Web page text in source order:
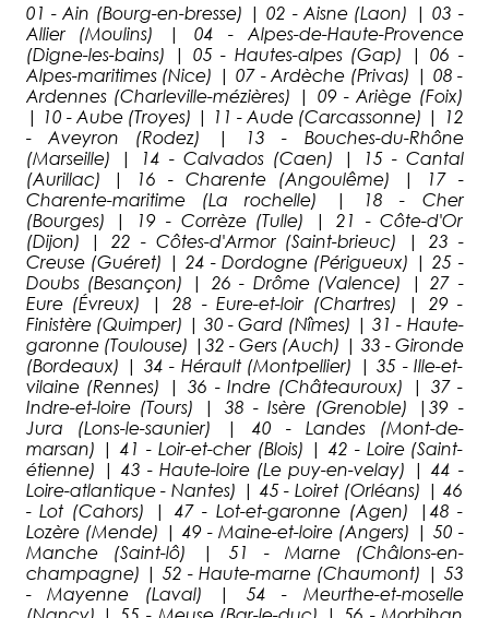
01 - Ain (Bourg-en-bresse) | 02 - Aisne (Laon) | 03 -
Allier (Moulins) | 04 - Alpes-de-Haute-Provence
(Digne-les-bains) | 05 - Hautes-alpes (Gap) | 06 -
Alpes-maritimes (Nice) | 07 - Ardèche (Privas) | 08 -
Ardennes (Charleville-mézières) | 09 - Ariège (Foix)
| 10 - Aube (Troyes) | 11 - Aude (Carcassonne) | 12
- Aveyron (Rodez) | 13 - Bouches-du-Rhône
(Marseille) | 14 - Calvados (Caen) | 15 - Cantal
(Aurillac) | 16 - Charente (Angoulême) | 17 -
Charente-maritime (La rochelle) | 18 - Cher
(Bourges) | 19 - Corrèze (Tulle) | 21 - Côte-d'Or
(Dijon) | 22 - Côtes-d'Armor (Saint-brieuc) | 23 -
Creuse (Guéret) | 24 - Dordogne (Périgueux) | 25 -
Doubs (Besançon) | 26 - Drôme (Valence) | 27 -
Eure (Évreux) | 28 - Eure-et-loir (Chartres) | 29 -
Finistère (Quimper) | 30 - Gard (Nîmes) | 31 - Haute-
garonne (Toulouse) |32 - Gers (Auch) | 33 - Gironde
(Bordeaux) | 34 - Hérault (Montpellier) | 35 - Ille-et-
vilaine (Rennes) | 36 - Indre (Châteauroux) | 37 -
Indre-et-loire (Tours) | 38 - Isère (Grenoble) |39 -
Jura (Lons-le-saunier) | 40 - Landes (Mont-de-
marsan) | 41 - Loir-et-cher (Blois) | 42 - Loire (Saint-
étienne) | 43 - Haute-loire (Le puy-en-velay) | 44 -
Loire-atlantique - Nantes) | 45 - Loiret (Orléans) | 46
- Lot (Cahors) | 47 - Lot-et-garonne (Agen) |48 -
Lozère (Mende) | 49 - Maine-et-loire (Angers) | 50 -
Manche (Saint-lô) | 51 - Marne (Châlons-en-
champagne) | 52 - Haute-marne (Chaumont) | 53
- Mayenne (Laval) | 54 - Meurthe-et-moselle